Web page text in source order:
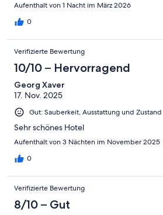
Aufenthalt von 1 Nacht im März 2026
0
Verifizierte Bewertung
10/10 – Hervorragend
Georg Xaver
17. Nov. 2025
Gut: Sauberkeit, Ausstattung und
Sehr schönes Hotel
Aufenthalt von 3 Nächten im November 2025
0
Verifizierte Bewertung
8/10 – Gut